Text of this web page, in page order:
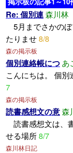
Re: 個別連森川林
5月までさかの
たりませ8/8
森の掲示板
個別連絡帳につ あ
こんにちは。 個
7
森の掲示板
読書感想文の意森
読書感想文は、
せる場所8/7
森川林日記